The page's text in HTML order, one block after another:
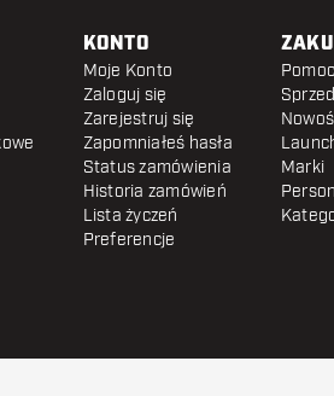
KONTO
Moje Konto
Zaloguj się
Zarejestruj się
Zapomniałeś hasła
Status zamówienia
Historia zamówień
Lista życzeń
Preferencje
Marki